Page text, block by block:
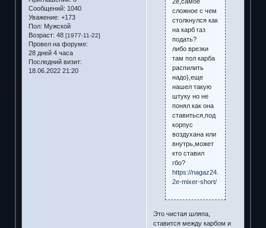
Сообщений: 1040
Уважение: +173
Пол: Мужской
Возраст: 48 [1977-11-22]
Провел на форуме:
28 дней 4 часа
Последний визит:
18.06.2022 21:20
сложное с чем
столкнулся как
на карб газ
подать?
либо врезки
там пол карба
распилить
надо),еще
нашел такую
штуку но не
понял как она
ставиться,под
корпус
воздухана или
внутрь,может
кто ставил
гбо?
https://nagaz24.com/pierburg-
2e-mixer-short/
Это чистая шляпа,
ставится между карбом и